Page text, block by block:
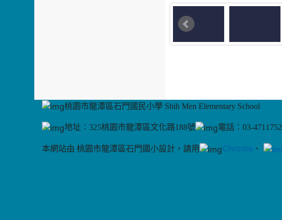
桃園市龍潭區石門國民小學 Shih Men Elementary School
地址：325桃園市龍潭區文化路188號 電話：03-4711752
本網站由 桃園市龍潭區石門國小設計，請用 Chrome 、